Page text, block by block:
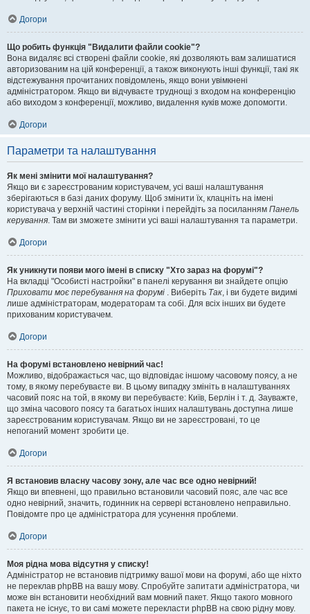
Догори
Що робить функція "Видалити файли cookie"?
Вона видаляє всі створені файли cookie, які дозволяють вам залишатися
авторизованим на цій конференції, а також виконують інші функції, такі як
відстежування прочитаних повідомлень, якщо вони увімкнені
адміністратором. Якщо ви відчуваєте труднощі з входом на конференцію
або виходом з конференції, можливо, видалення куків може допомогти.
Догори
Параметри та налаштування
Як мені змінити мої налаштування?
Якщо ви є зареєстрованим користувачем, усі ваші налаштування
зберігаються в базі даних форуму. Щоб змінити їх, клацніть на імені
користувача у верхній частині сторінки і перейдіть за посиланням Панель
керування. Там ви зможете змінити усі ваші налаштування та параметри.
Догори
Як уникнути появи мого імені в списку "Хто зараз на форумі"?
На вкладці "Особисті настройки" в панелі керування ви знайдете опцію
Приховати моє перебування на форумі . Виберіть Так, і ви будете видимі
лише адміністраторам, модераторам та собі. Для всіх інших ви будете
прихованим користувачем.
Догори
На форумі встановлено невірний час!
Можливо, відображається час, що відповідає іншому часовому поясу, а не
тому, в якому перебуваєте ви. В цьому випадку змініть в налаштуваннях
часовий пояс на той, в якому ви перебуваєте: Київ, Берлін і т. д. Зауважте,
що зміна часового поясу та багатьох інших налаштувань доступна лише
зареєстрованим користувачам. Якщо ви не зареєстровані, то це
непоганий момент зробити це.
Догори
Я встановив власну часову зону, але час все одно невірний!
Якщо ви впевнені, що правильно встановили часовий пояс, але час все
одно невірний, значить, годинник на сервері встановлено неправильно.
Повідомте про це адміністратора для усунення проблеми.
Догори
Моя рідна мова відсутня у списку!
Адміністратор не встановив підтримку вашої мови на форумі, або ще ніхто
не переклав phpBB на вашу мову. Спробуйте запитати адміністратора, чи
може він встановити необхідний вам мовний пакет. Якщо такого мовного
пакета не існує, то ви самі можете перекласти phpBB на свою рідну мову.